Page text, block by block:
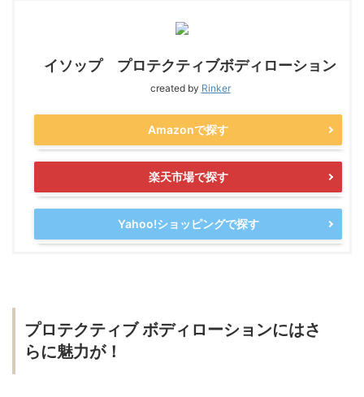
イソップ プロテクティブボディローション
created by Rinker
Amazonで探す
楽天市場で探す
Yahoo!ショッピングで探す
プロテクティブ ボディローションにはさ
らに魅力が！